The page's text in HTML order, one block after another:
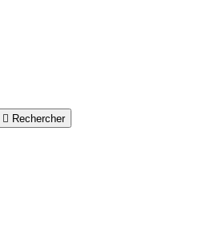
 Rechercher